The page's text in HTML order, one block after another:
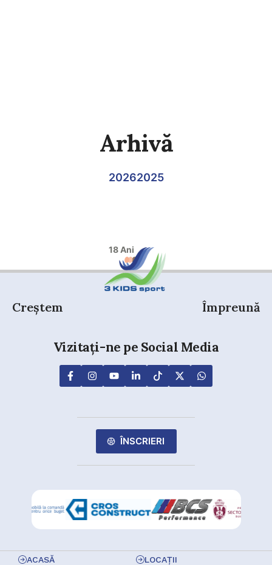
Arhivă
20262025
18 Ani
Creștem Împreună
Vizitați-ne pe Social Media
ÎNSCRIERI
ACASĂ LOCAȚII